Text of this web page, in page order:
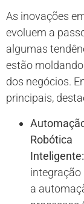
As inovações
evoluem a
algumas
estão
dos negócios.
principais,
Robótica
Inteligente:
integração
a